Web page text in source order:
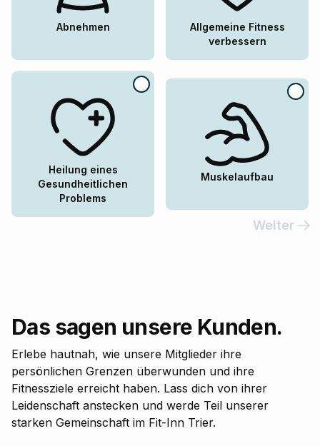
Abnehmen
Allgemeine Fitness
verbessern
Heilung eines
Gesundheitlichen
Problems
Muskelaufbau
Weiter
Das sagen unsere Kunden.
Erlebe hautnah, wie unsere Mitglieder ihre
persönlichen Grenzen überwunden und ihre
Fitnessziele erreicht haben. Lass dich von ihrer
Leidenschaft anstecken und werde Teil unserer
starken Gemeinschaft im Fit-Inn Trier.